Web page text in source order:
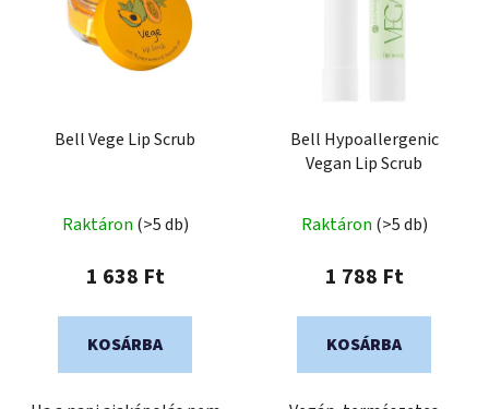
Bell Vege Lip Scrub
Raktáron (>5 db)
1 638 Ft
KOSÁRBA
Bell Hypoallergenic
Vegan Lip Scrub
Raktáron (>5 db)
1 788 Ft
KOSÁRBA